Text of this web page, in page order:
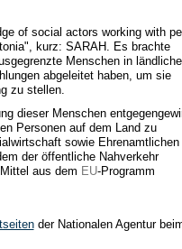
of social actors working with
kurz: SARAH. Es brachte
Menschen in
abgeleitet haben, um sie
zu stellen.
dieser Menschen
Personen auf dem Land zu
sowie Ehrenamtlichen
der öffentliche Nahverkehr
aus dem EU-Programm
der Nationalen Agentur